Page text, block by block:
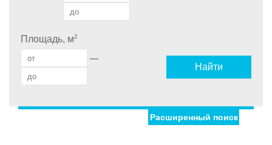
Площадь, м2
—
Найти
Дом
Ипотека
Расширенный поиск